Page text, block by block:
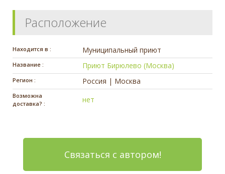
Расположение
Находится в : Муниципальный приют
Название : Приют Бирюлево (Москва)
Регион : Россия | Москва
Возможна
доставка? :
нет
Связаться с автором!